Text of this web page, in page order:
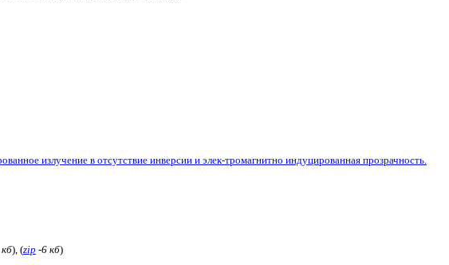
излучение в отсутствие инверсии и элек-тромагнитно индуцированная прозрачность.
), (zip -6 кб)